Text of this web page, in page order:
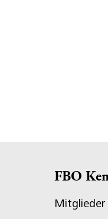
FBO
Mitglieder